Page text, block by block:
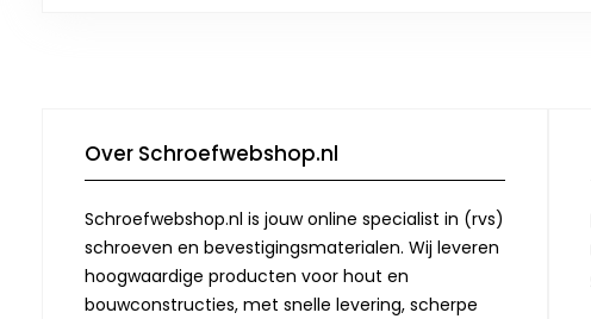
Over Schroefwebshop.nl
Schroefwebshop.nl is jouw online specialist in (rvs)
schroeven en bevestigingsmaterialen. Wij leveren
hoogwaardige producten voor hout en
bouwconstructies, met snelle levering, scherpe